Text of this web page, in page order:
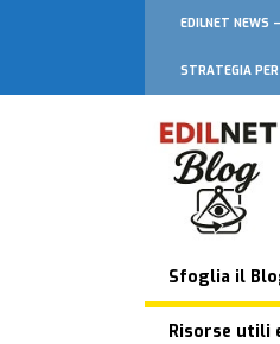
EDILNET NEWS
STRATEGIA
Sfoglia il
Risorse utili